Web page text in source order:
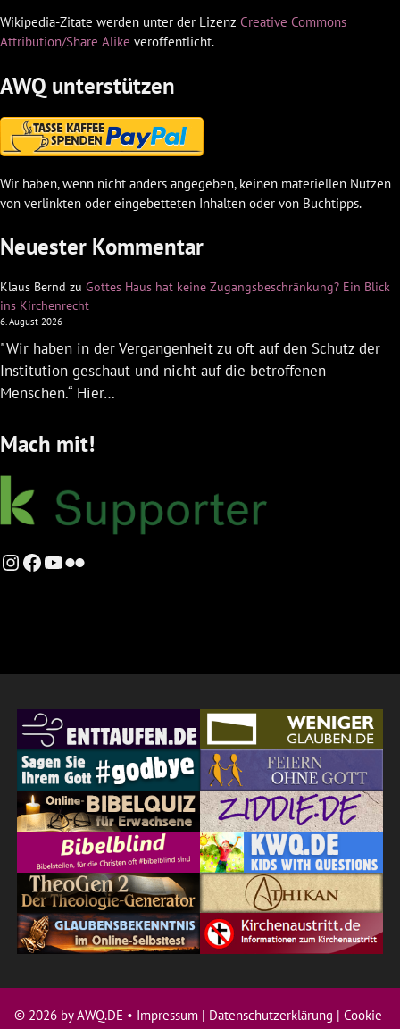
Wikipedia-Zitate werden unter der Lizenz Creative Commons
Attribution/Share Alike veröffentlicht.
AWQ unterstützen
Wir haben, wenn nicht anders angegeben, keinen materiellen Nutzen
von verlinkten oder eingebetteten Inhalten oder von Buchtipps.
Neuester Kommentar
Klaus Bernd zu Gottes Haus hat keine Zugangsbeschränkung? Ein Blick
ins Kirchenrecht
6. August 2026
"Wir haben in der Vergangenheit zu oft auf den Schutz der
Institution geschaut und nicht auf die betroffenen
Menschen.“ Hier…
Mach mit!
Instagram
Facebook
YouTube
Flickr
© 2026 by AWQ.DE • Impressum| Datenschutzerklärung | Cookie-